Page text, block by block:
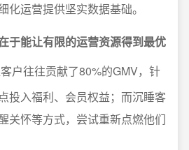
化运营提供坚实数据基础。
于能让有限的运营资源得到最优
户往往贡献了80%的GMV，针
投入福利、会员权益；而沉睡客
关怀等方式，尝试重新点燃他们